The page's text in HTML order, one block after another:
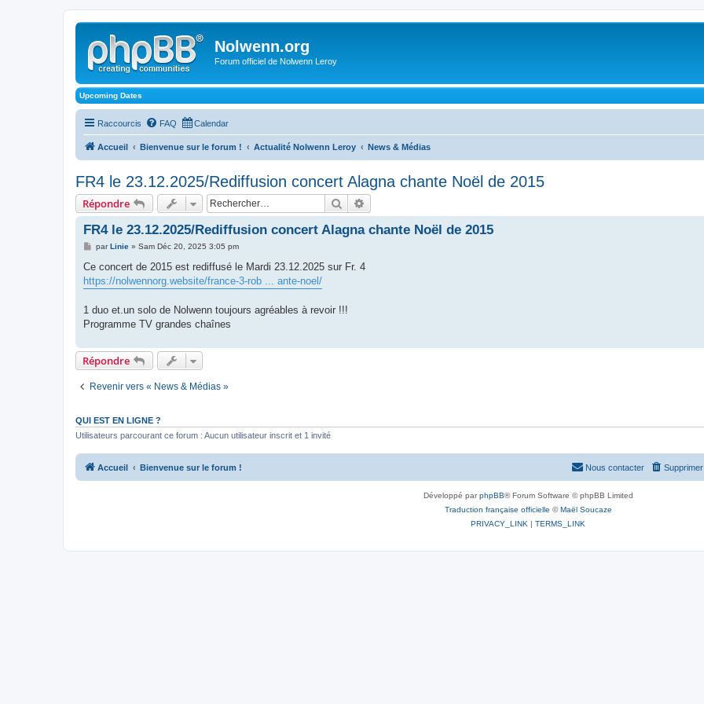
Nolwenn.org
Forum officiel de Nolwenn Leroy
Upcoming Dates
Raccourcis FAQ Calendar
Accueil Bienvenue sur le forum ! Actualité Nolwenn Leroy News & Médias
FR4 le 23.12.2025/Rediffusion concert Alagna chante Noël de 2015
Répondre Rechercher
FR4 le 23.12.2025/Rediffusion concert Alagna chante Noël de 2015
M
s
a
parLinie» Sam Déc 20, 2025 3:05 pm
Ce concert de 2015 est rediffusé le Mardi 23.12.2025 sur Fr. 4
https://nolwennorg.website/france-3-rob ... ante-noel/
1 duo et.un solo de Nolwenn toujours agréables à revoir !!!
Programme TV grandes chaînes
Répondre
Revenir vers « News & Médias »
QUI EST EN LIGNE ?
Utilisateurs parcourant ce forum : Aucun utilisateur inscrit et 1 invité
Accueil Bienvenue sur le forum ! Nous contacter
Développé parphpBB® Forum Software © phpBB Limited
Traduction française officielle ©Maël Soucaze
PRIVACY_LINK | TERMS_LINK